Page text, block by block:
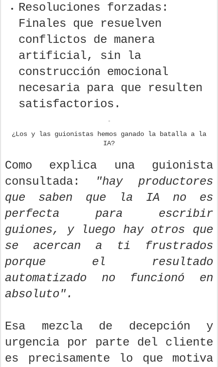
Resoluciones forzadas:
Finales que resuelven
conflictos de manera
artificial, sin la
construcción emocional
necesaria para que resulten
satisfactorios.
¿Los y las guionistas hemos ganado la batalla a la
IA?
Como explica una guionista
consultada:
"hay productores
que saben que la IA no es
perfecta para escribir
guiones, y luego hay otros que
se acercan a ti frustrados
porque el resultado
automatizado no funcionó en
absoluto".
Esa mezcla de decepción y
urgencia por parte del cliente
es precisamente lo que motiva